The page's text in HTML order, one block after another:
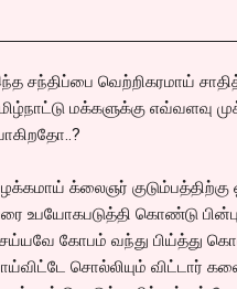
சந்திப்பை வெற்றிகரமாய்
மக்களுக்கு எவ்வளவு
க்லைஞர்
உபயோகபடுத்தி கொண்டு
கோபம் வந்து பிய்த்து
சொல்லியும் விட்டார்